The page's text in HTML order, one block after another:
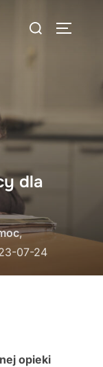
Search
dla
,
07-24
opieki